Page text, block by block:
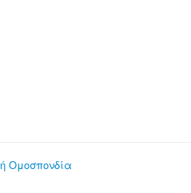
Ομοσπονδία